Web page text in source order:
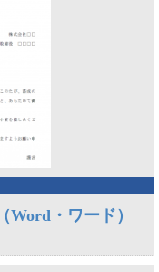
Word・ワード）